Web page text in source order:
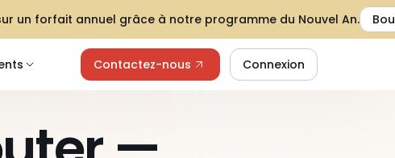
un forfait annuel grâce à notre programme du Nouvel An.
Contactez-nous Connexion